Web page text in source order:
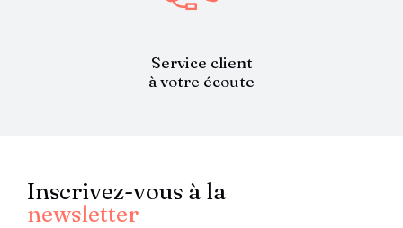
Service client
à votre écoute
Inscrivez-vous à la
newsletter